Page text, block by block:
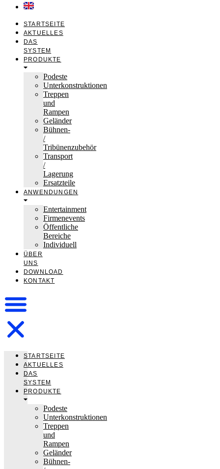
STARTSEITE
AKTUELLES
DAS
SYSTEM
PRODUKTE
Podeste
Unterkonstruktionen
Treppen
und
Rampen
Geländer
Bühnen-
/
Tribünenzubehör
Transport
/
Lagerung
Ersatzteile
ANWENDUNGEN
Entertainment
Firmenevents
Öffentliche
Bereiche
Individuell
ÜBER
UNS
DOWNLOAD
KONTAKT
STARTSEITE
AKTUELLES
DAS
SYSTEM
PRODUKTE
Podeste
Unterkonstruktionen
Treppen
und
Rampen
Geländer
Bühnen-